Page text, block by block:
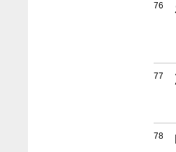
76
77
78